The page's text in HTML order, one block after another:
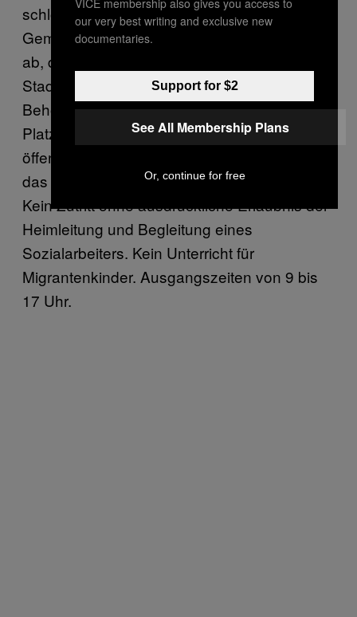
schloss das BFM zusammen mit der
Gemeinde eine sechsseitige Vereinbarung
ab, die regelt, wie sich die Migranten in der
Stadt bewegen dürfen. Das heißt, die
Behörden verhängten de facto einem
Platzverweis für 32 „sensible Zonen“ auf
öffentlichem Grund. Darunter der Sportplatz,
das Schwimmbad, Schulhäuser und Kirchen.
Kein Zutritt ohne ausdrückliche Erlaubnis der
Heimleitung und Begleitung eines
Sozialarbeiters. Kein Unterricht für
Migrantenkinder. Ausgangszeiten von 9 bis
17 Uhr.
our very best writing and exclusive new
documentaries.
Support for $2
See All Membership Plans
Or, continue for free